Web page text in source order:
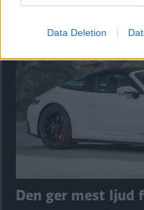
Data Deletion
Vi ställe nykomlingen mot
Den ger mest ljud